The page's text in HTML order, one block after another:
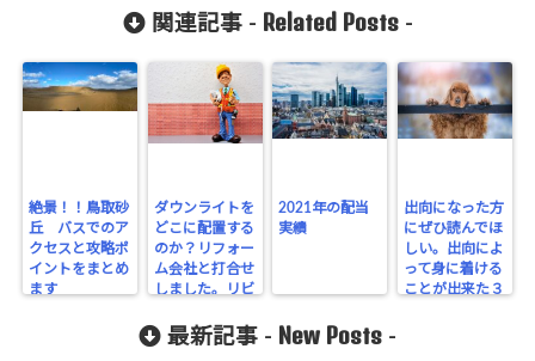
関連記事 - Related Posts-
絶景！！鳥取砂
丘 バスでのア
クセスと攻略ポ
イントをまとめ
ます
ダウンライトを
どこに配置する
のか？リフォー
ム会社と打合せ
しました。リビ
を使って説明し
ます
2021年の配当
実績
出向になった方
にぜひ読んでほ
しい。出向によ
って身に着ける
ことが出来た３
最新記事 - New Posts -